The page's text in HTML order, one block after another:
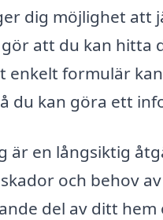
dig möjlighet att
att du kan hitta
enkelt formulär
du kan göra ett
är en långsiktig
och behov
del av ditt